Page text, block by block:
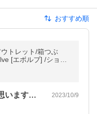
おすすめ順
ウトレット/箱つぶ
[エボルブ] /ショッ
ゴルフナビ/ゴルフ
製品の性能自体は大変良いと思います。た… 2023/10/9